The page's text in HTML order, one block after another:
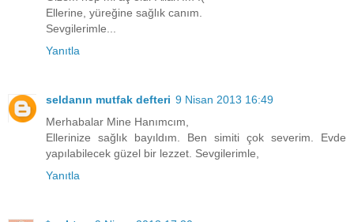
Ellerine, yüreğine sağlık canım.
Sevgilerimle...
Yanıtla
seldanın mutfak defteri 9 Nisan 2013 16:49
Merhabalar Mine Hanımcım,
Ellerinize sağlık bayıldım. Ben simiti çok severim. Evde
yapılabilecek güzel bir lezzet. Sevgilerimle,
Yanıtla